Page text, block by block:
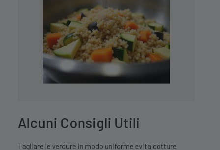
Alcuni Consigli Utili
Tagliare le verdure in modo uniforme evita cotture